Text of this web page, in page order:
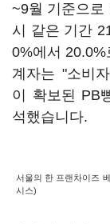
~9월 기준으로
시 같은 기간
0%에서
계자는 "소비
이 확보된 PB
석했습니다.
서울의 한 프랜차이즈
시스)